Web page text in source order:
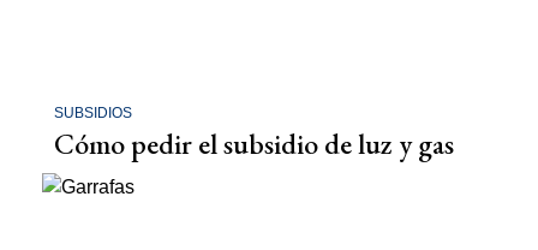
SUBSIDIOS
Cómo pedir el subsidio de luz y gas